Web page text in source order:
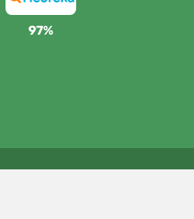
97%
uma árvore! Leia mais